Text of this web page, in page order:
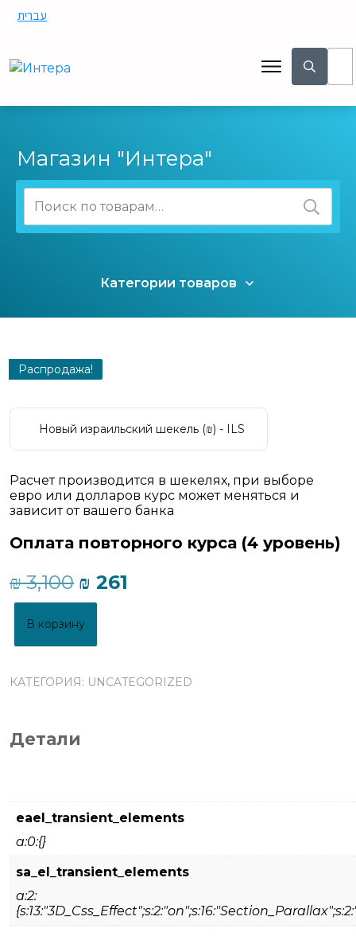
עברית
Магазин "Интера"
Категории товаров
Распродажа!
Новый израильский шекель (₪) - ILS
Расчет производится в шекелях, при выборе
евро или долларов курс может меняться и
зависит от вашего банка
Оплата повторного курса (4 уровень)
₪3,100 Первоначальная
цена
составляла
₪ 3,100.
₪ 261
В корзину
КАТЕГОРИЯ: UNCATEGORIZED
Детали
eael_transient_elements
a:0:{}
sa_el_transient_elements
a:2: